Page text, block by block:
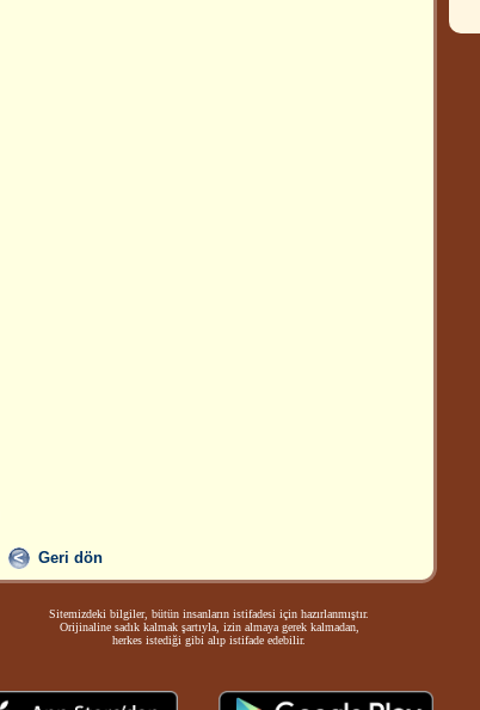
Geri dön
Sitemizdeki bilgiler, bütün insanların istifadesi için hazırlanmıştır.
Orijinaline sadık kalmak şartıyla, izin almaya gerek kalmadan,
herkes istediği gibi alıp istifade edebilir.